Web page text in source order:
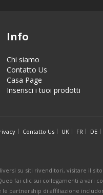
Info
Chi siamo
Contatto Us
Casa Page
Inserisci i tuoi prodotti
Contatto Us UK FR
DE
su siti rivenditori, visitare il
fai clic sui collegamenti a vari
partnership di affiliazione